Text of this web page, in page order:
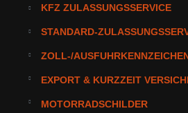
KFZ ZULASSUNGSSERVICE
STANDARD-
ZOLL-/
EXPORT & KURZZEIT
MOTORRADSCHILDER